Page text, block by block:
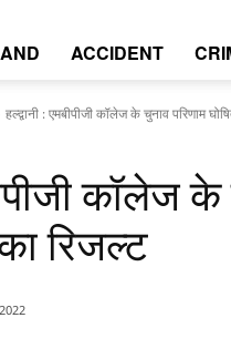
ACCIDENT
हल्द्वानी : एमबीपीजी कॉलेज के चुनाव परिणाम
कॉलेज
रिजल्ट